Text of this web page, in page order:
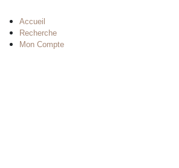
Accueil
Recherche
Mon Compte